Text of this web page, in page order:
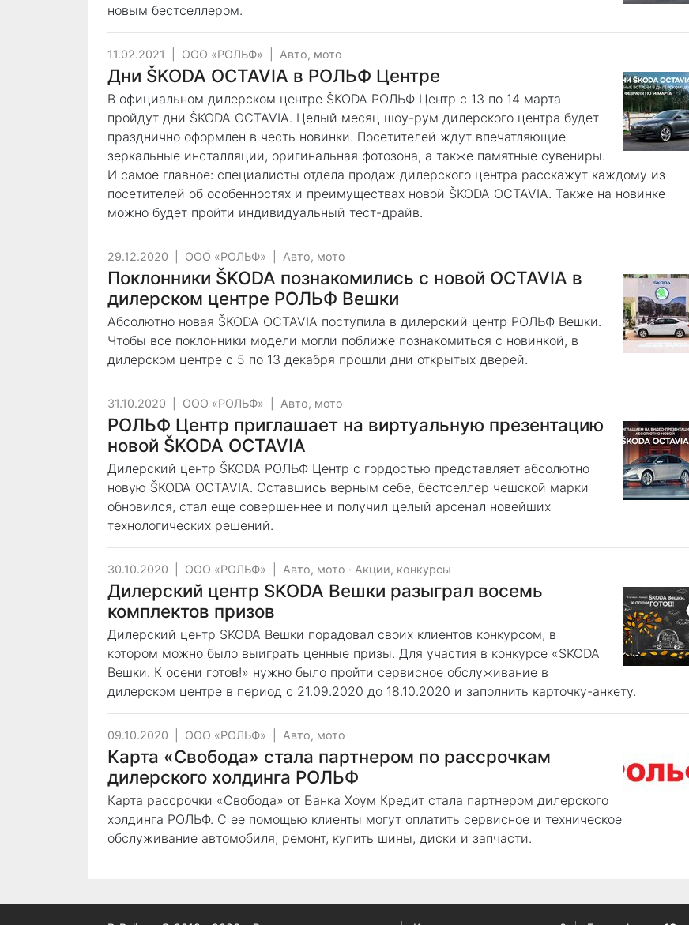
новым бестселлером.
11.02.2021 ООО «РОЛЬФ» Авто, мото
Дни ŠKODA OCTAVIA в РОЛЬФ Центре
В официальном дилерском центре ŠKODA РОЛЬФ Центр с 13 по 14 марта
пройдут дни ŠKODA OCTAVIA. Целый месяц шоу-рум дилерского центра будет
празднично оформлен в честь новинки. Посетителей ждут впечатляющие
зеркальные инсталляции, оригинальная фотозона, а также памятные сувениры.
И самое главное: специалисты отдела продаж дилерского центра расскажут каждому из
посетителей об особенностях и преимуществах новой ŠKODA OCTAVIA. Также на новинке
можно будет пройти индивидуальный тест-драйв.
29.12.2020 ООО «РОЛЬФ» Авто, мото
Поклонники ŠKODA познакомились с новой OCTAVIA в
дилерском центре РОЛЬФ Вешки
Абсолютно новая ŠKODA OCTAVIA поступила в дилерский центр РОЛЬФ Вешки.
Чтобы все поклонники модели могли поближе познакомиться с новинкой, в
дилерском центре с 5 по 13 декабря прошли дни открытых дверей.
31.10.2020 ООО «РОЛЬФ» Авто, мото
РОЛЬФ Центр приглашает на виртуальную презентацию
новой ŠKODA OCTAVIA
Дилерский центр ŠKODA РОЛЬФ Центр с гордостью представляет абсолютно
новую ŠKODA OCTAVIA. Оставшись верным себе, бестселлер чешской марки
обновился, стал еще совершеннее и получил целый арсенал новейших
технологических решений.
30.10.2020 ООО «РОЛЬФ» Авто, мото · Акции, конкурсы
Дилерский центр SKODA Вешки разыграл восемь
комплектов призов
Дилерский центр SKODA Вешки порадовал своих клиентов конкурсом, в
котором можно было выиграть ценные призы. Для участия в конкурсе «SKODA
Вешки. К осени готов!» нужно было пройти сервисное обслуживание в
дилерском центре в период с 21.09.2020 до 18.10.2020 и заполнить карточку-анкету.
09.10.2020 ООО «РОЛЬФ» Авто, мото
Карта «Свобода» стала партнером по рассрочкам
дилерского холдинга РОЛЬФ
Карта рассрочки «Свобода» от Банка Хоум Кредит стала партнером дилерского
холдинга РОЛЬФ. С ее помощью клиенты могут оплатить сервисное и техническое
обслуживание автомобиля, ремонт, купить шины, диски и запчасти.